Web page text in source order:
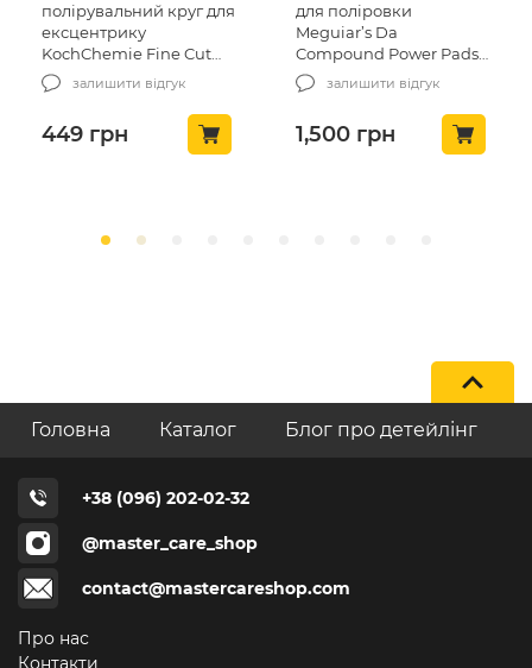
полірувальний круг для
ексцентрику
KochChemie Fine Cut
Pad 76 x 23 mm (999580)
залишити відгук
449 грн
для поліровки
Meguiar’s Da
Compound Power Pads
2 шт (G3507INT)
залишити відгук
1,500 грн
Головна Каталог Блог про детейлінг
+38 (096) 202-02-32
@master_care_shop
contact@mastercareshop.com
Про нас
Контакти